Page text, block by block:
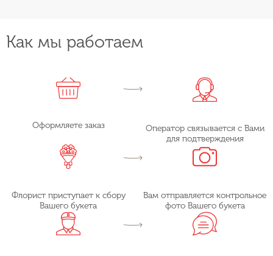
Как мы работаем
Оформляете заказ
Оператор связывается с Вами
для подтверждения
Флорист приступает к сбору
Вашего букета
Вам отправляется контрольное
фото Вашего букета